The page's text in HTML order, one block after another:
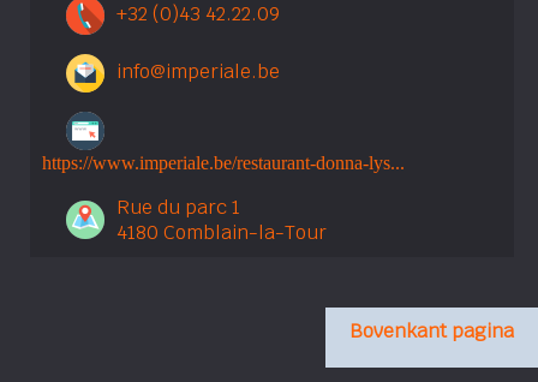
+32 (0)43 42.22.09
info@imperiale.be
https://www.imperiale.be/restaurant-donna-lys...
Rue du parc 1
4180 Comblain-la-Tour
Bovenkant pagina